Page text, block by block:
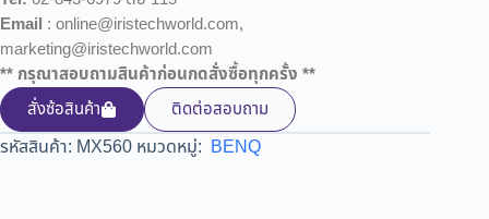
Email : online@iristechworld.com,
marketing@iristechworld.com
** กรุณาสอบถามสินค้าก่อนกดสั่งซื้อทุกครั้ง **
สั่งซ้อสินค้า
ติดต่อสอบถาม
รหัสสินค้า: MX560 หมวดหมู่: BENQ